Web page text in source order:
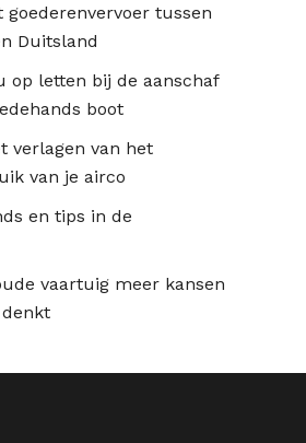
goederenvervoer tussen
Duitsland
op letten bij de aanschaf
boot
verlagen van het
van je airco
en tips in de
vaartuig meer kansen